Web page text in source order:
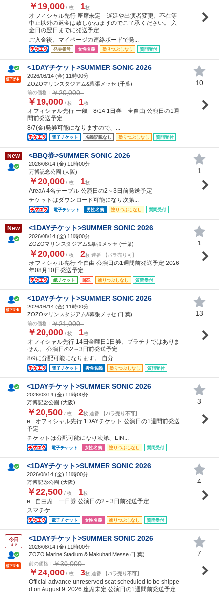
￥19,000 / 枚 1枚
オフィシャル先行 座席未定 遅延や出演者変更、不在等
中止以外の返金は致しかねますのでご了承ください。 入
金日の翌日までに発送予定
ご入金後、マイページの連絡ボードで発...
発券番号 女性名義 塗りつぶしなし 質問受付
<1DAYチケット>SUMMER SONIC 2026
2026/08/14 (金) 11時00分
ZOZOマリンスタジアム&幕張メッセ (千葉)
前の価格： ￥20,000
￥19,000 / 枚 1枚
オフィシャル先行 一般 8/14 1日券 全自由 公演日の1週
間前発送予定
8/7(金)発券可能になりますので、...
電子チケット 名義記載なし 塗りつぶしなし 質問受付
10
New <BBQ券>SUMMER SONIC 2026
2026/08/14 (金) 11時00分
万博記念公園 (大阪)
￥20,000 / 枚 1枚
AreaA 4名テーブル 公演日の2～3日前発送予定
チケットはダウンロード可能になり次第...
電子チケット 男性名義 塗りつぶしなし 質問受付
1
New <1DAYチケット>SUMMER SONIC 2026
2026/08/14 (金) 11時00分
ZOZOマリンスタジアム&幕張メッセ (千葉)
￥20,000 / 枚 2枚 連番 【バラ売り可】
オフィシャル先行 全自由 公演日の1週間前発送予定 2026
年08月10日発送予定
紙チケット 郵送 塗りつぶしなし 質問受付
1
<1DAYチケット>SUMMER SONIC 2026
2026/08/14 (金) 11時00分
ZOZOマリンスタジアム&幕張メッセ (千葉)
前の価格： ￥21,000
￥20,000 / 枚 1枚
オフィシャル先行 14日金曜日1日券、プラチナではありま
せん。 公演日の2～3日前発送予定
8/9に分配可能になります。 自分...
電子チケット 男性名義 塗りつぶしなし 質問受付
13
<1DAYチケット>SUMMER SONIC 2026
2026/08/14 (金) 11時00分
万博記念公園 (大阪)
￥20,500 / 枚 2枚 連番 【バラ売り不可】
e+ オフィシャル先行 1DAYチケット 公演日の1週間前発送
予定
チケットは分配可能になり次第、LIN...
電子チケット 女性名義 塗りつぶしなし 質問受付
3
<1DAYチケット>SUMMER SONIC 2026
2026/08/14 (金) 11時00分
万博記念公園 (大阪)
￥22,500 / 枚 1枚
e+ 自由席 一日券 公演日の2～3日前発送予定
スマチケ
電子チケット 女性名義 塗りつぶしなし 質問受付
4
今日
まで
<1DAYチケット>SUMMER SONIC 2026
2026/08/14 (金) 11時00分
ZOZO Marine Stadium & Makuhari Messe (千葉)
前の価格： ￥30,000
￥24,000 / 枚 3枚 連番 【バラ売り不可】
Official advance unreserved seat scheduled to be shippe
d on August 9, 2026 座席未定 公演日の1週間前発送予定
7